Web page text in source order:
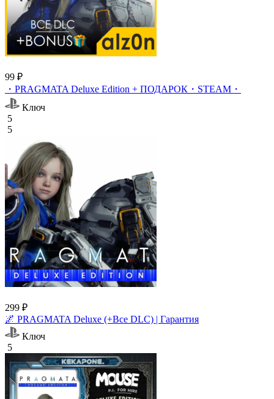
99 ₽
・PRAGMATA Deluxe Edition + ПОДАРОК・STEAM・
Ключ
5
5
299 ₽
🌌 PRAGMATA Deluxe (+Все DLC) | Гарантия
Ключ
5